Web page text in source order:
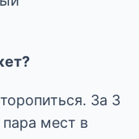
За 3
мест в